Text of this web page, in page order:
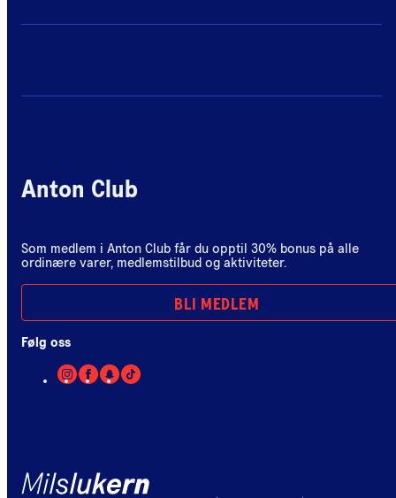
Anton Club
Som medlem i Anton Club får du opptil 30% bonus på alle
ordinære varer, medlemstilbud og aktiviteter.
BLI MEDLEM
Følg oss